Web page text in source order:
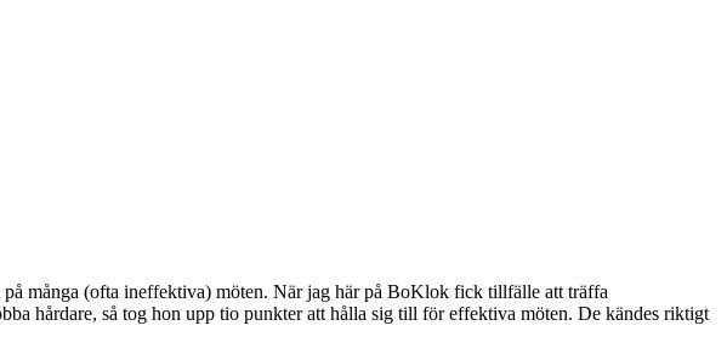
på många (ofta ineffektiva) möten. När jag här på BoKlok fick tillfälle att träffa
hårdare, så tog hon upp tio punkter att hålla sig till för effektiva möten. De kändes riktigt